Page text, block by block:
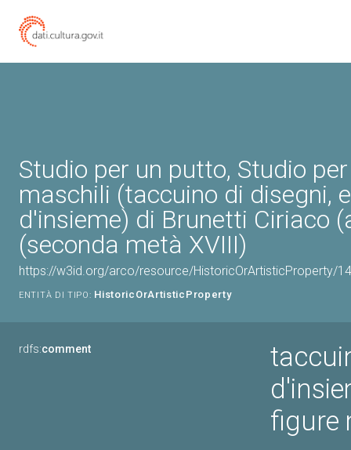
Studio per un putto, Studio
maschili (taccuino di disegni,
d'insieme) di Brunetti Ciriaco
(seconda metà XVIII)
https://w3id.org/arco/resource/HistoricOrArtisticProperty/
ENTITÀ DI TIPO: HistoricOrArtisticProperty
rdfs:comment
figure